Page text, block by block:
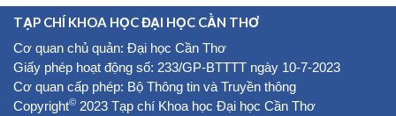
TẠP CHÍ KHOA HỌC ĐẠI HỌC CẦN THƠ
Cơ quan chủ quản: Đại học Cần Thơ
Giấy phép hoạt động số: 233/GP-BTTTT ngày 10-7-2023
Cơ quan cấp phép: Bộ Thông tin và Truyền thông
Copyright© 2023 Tạp chí Khoa học Đại học Cần Thơ